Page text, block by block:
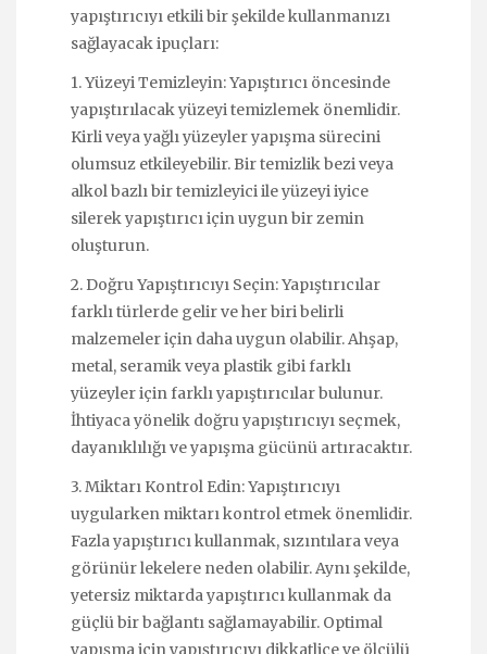
yapıştırıcıyı etkili bir şekilde kullanmanızı
sağlayacak ipuçları:
1. Yüzeyi Temizleyin: Yapıştırıcı öncesinde
yapıştırılacak yüzeyi temizlemek önemlidir.
Kirli veya yağlı yüzeyler yapışma sürecini
olumsuz etkileyebilir. Bir temizlik bezi veya
alkol bazlı bir temizleyici ile yüzeyi iyice
silerek yapıştırıcı için uygun bir zemin
oluşturun.
2. Doğru Yapıştırıcıyı Seçin: Yapıştırıcılar
farklı türlerde gelir ve her biri belirli
malzemeler için daha uygun olabilir. Ahşap,
metal, seramik veya plastik gibi farklı
yüzeyler için farklı yapıştırıcılar bulunur.
İhtiyaca yönelik doğru yapıştırıcıyı seçmek,
dayanıklılığı ve yapışma gücünü artıracaktır.
3. Miktarı Kontrol Edin: Yapıştırıcıyı
uygularken miktarı kontrol etmek önemlidir.
Fazla yapıştırıcı kullanmak, sızıntılara veya
görünür lekelere neden olabilir. Aynı şekilde,
yetersiz miktarda yapıştırıcı kullanmak da
güçlü bir bağlantı sağlamayabilir. Optimal